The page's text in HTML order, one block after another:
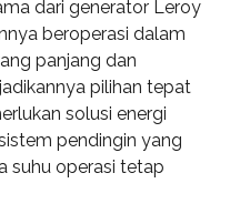
dari generator Leroy
beroperasi dalam
panjang dan
pilihan tepat
solusi energi
pendingin yang
suhu operasi tetap